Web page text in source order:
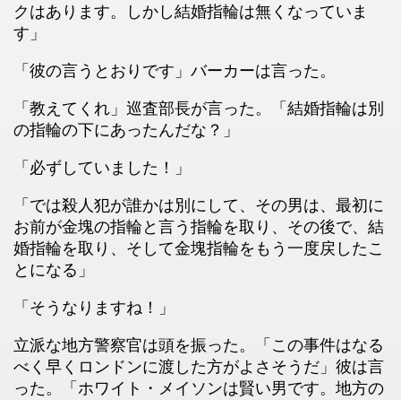
クはあります。しかし結婚指輪は無くなっていま
す」
「彼の言うとおりです」バーカーは言った。
「教えてくれ」巡査部長が言った。「結婚指輪は別
の指輪の下にあったんだな？」
「必ずしていました！」
「では殺人犯が誰かは別にして、その男は、最初に
お前が金塊の指輪と言う指輪を取り、その後で、結
婚指輪を取り、そして金塊指輪をもう一度戻したこ
とになる」
「そうなりますね！」
立派な地方警察官は頭を振った。「この事件はなる
べく早くロンドンに渡した方がよさそうだ」彼は言
った。「ホワイト・メイソンは賢い男です。地方の